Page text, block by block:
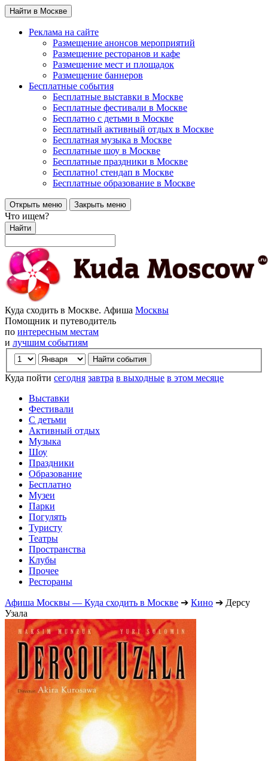
Найти в Москве
Реклама на сайте
Размещение анонсов мероприятий
Размещение ресторанов и кафе
Размещение мест и площадок
Размещение баннеров
Бесплатные события
Бесплатные выставки в Москве
Бесплатные фестивали в Москве
Бесплатно с детьми в Москве
Бесплатный активный отдых в Москве
Бесплатная музыка в Москве
Бесплатные шоу в Москве
Бесплатные праздники в Москве
Бесплатно! стендап в Москве
Бесплатные образование в Москве
Открыть меню Закрыть меню
Что ищем?
Найти
Куда сходить в Москве. Афиша Москвы
Помощник и путеводитель
по интересным местам
и лучшим событиям
Куда пойти сегодня завтра в выходные в этом месяце
Выставки
Фестивали
С детьми
Активный отдых
Музыка
Шоу
Праздники
Образование
Бесплатно
Музеи
Парки
Погулять
Туристу
Театры
Пространства
Клубы
Прочее
Рестораны
Афиша Москвы — Куда сходить в Москве ➔ Кино ➔ Дерсу
Узала